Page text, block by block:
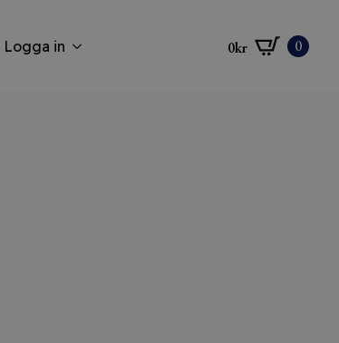
Logga in 0kr 0